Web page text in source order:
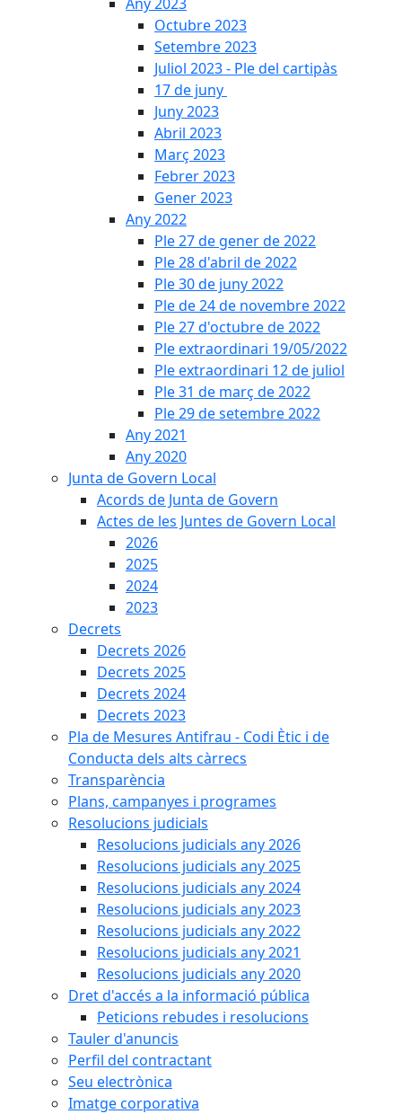
Octubre 2023
Setembre 2023
Juliol 2023 - Ple del cartipàs
17 de juny
Juny 2023
Abril 2023
Març 2023
Febrer 2023
Gener 2023
Any 2022
Ple 27 de gener de 2022
Ple 28 d'abril de 2022
Ple 30 de juny 2022
Ple de 24 de novembre 2022
Ple 27 d'octubre de 2022
Ple extraordinari 19/05/2022
Ple extraordinari 12 de juliol
Ple 31 de març de 2022
Ple 29 de setembre 2022
Any 2021
Any 2020
Junta de Govern Local
Acords de Junta de Govern
Actes de les Juntes de Govern Local
2026
2025
2024
2023
Decrets
Decrets 2026
Decrets 2025
Decrets 2024
Decrets 2023
Pla de Mesures Antifrau - Codi Ètic i de
Conducta dels alts càrrecs
Transparència
Plans, campanyes i programes
Resolucions judicials
Resolucions judicials any 2026
Resolucions judicials any 2025
Resolucions judicials any 2024
Resolucions judicials any 2023
Resolucions judicials any 2022
Resolucions judicials any 2021
Resolucions judicials any 2020
Dret d'accés a la informació pública
Peticions rebudes i resolucions
Tauler d'anuncis
Perfil del contractant
Seu electrònica
Imatge corporativa